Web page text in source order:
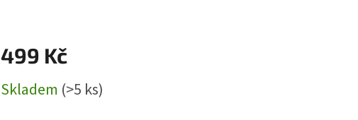
499 Kč
cena:
Skladem (>5 ks)